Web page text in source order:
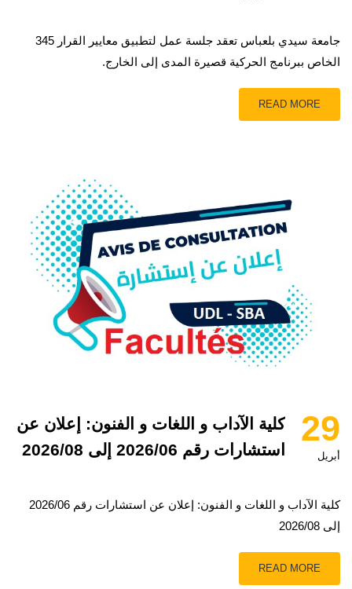
جامعة سيدي بلعباس تعقد جلسة عمل لتطبيق معايير القرار 345
الخاص ببرنامج الحركية قصيرة المدى إلى الخارج.
READ MORE
29
أبريل
كلية الآداب و اللغات و الفنون: إعلان عن
استشارات رقم 2026/06 إلى 2026/08
كلية الآداب و اللغات و الفنون: إعلان عن استشارات رقم 2026/06
إلى 2026/08
READ MORE